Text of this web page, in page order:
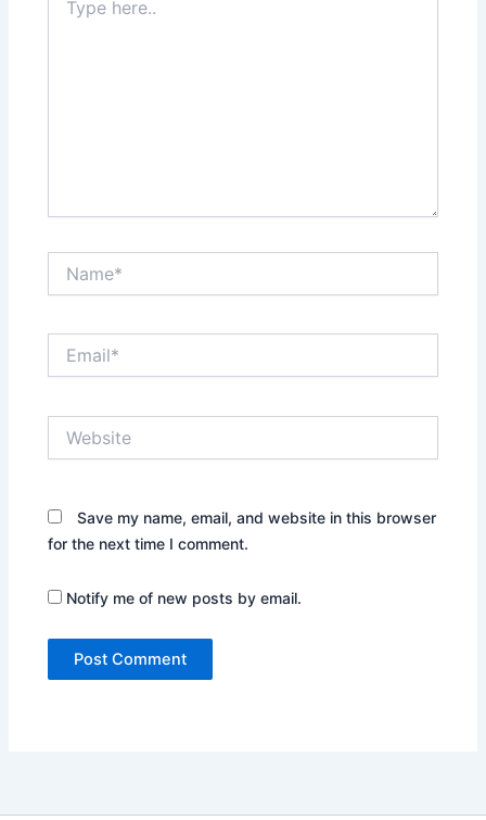
here..
Save my name, email, and website in this browser
for the next time I comment.
Notify me of new posts by email.